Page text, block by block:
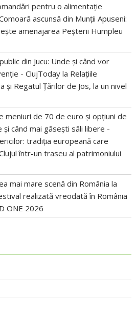
pentru o alimentație
ascunsă din Munții Apuseni:
amenajarea Peșterii Humpleu
din Jucu: Unde și când vor
- ClujToday la Relațiile
și Regatul Țărilor de Jos, la un nivel
meniuri de 70 de euro și opțiuni de
când mai găsești săli libere -
tradiția europeană care
într-un traseu al patrimoniului
mai mare scenă din România la
realizată vreodată în România
ONE 2026